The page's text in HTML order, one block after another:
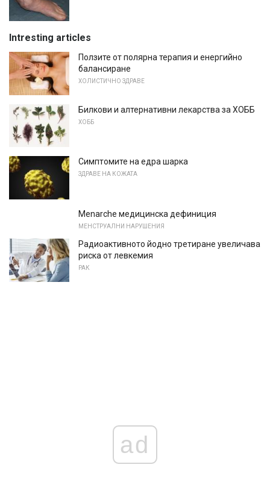
Intresting articles
Ползите от полярна терапия и енергийно
балансиране
ХОЛИСТИЧНО ЗДРАВЕ
Билкови и алтернативни лекарства за ХОББ
ХОББ
Симптомите на едра шарка
ЗДРАВЕ НА КОЖАТА
Menarche медицинска дефиниция
МЕНСТРУАЛНИ НАРУШЕНИЯ
Радиоактивното йодно третиране увеличава
риска от левкемия
РАК
ad